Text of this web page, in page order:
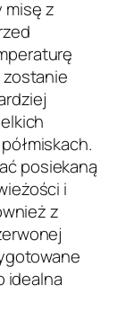
misę z
zostanie
posiekaną
i
z
idealna